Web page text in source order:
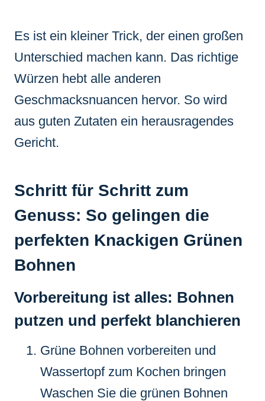
Es ist ein kleiner Trick, der einen großen
Unterschied machen kann. Das richtige
Würzen hebt alle anderen
Geschmacksnuancen hervor. So wird
aus guten Zutaten ein herausragendes
Gericht.
Schritt für Schritt zum
Genuss: So gelingen die
perfekten Knackigen Grünen
Bohnen
Vorbereitung ist alles: Bohnen
putzen und perfekt blanchieren
Grüne Bohnen vorbereiten und
Wassertopf zum Kochen bringen
Waschen Sie die grünen Bohnen